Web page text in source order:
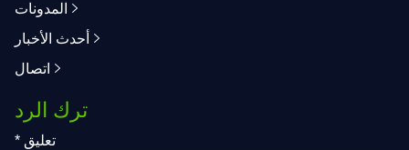
المدونات
أحدث الأخبار
اتصال
ترك الرد
تعليق *